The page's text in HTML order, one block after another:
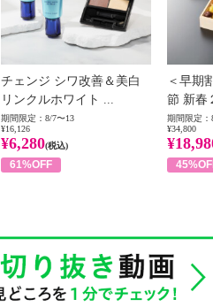
チェンジ シワ改善＆美白
リンクルホワイト ...
期間限定：8/7〜13
¥16,126
¥6,280(税込)
61%OFF
＜早期
節 新春
期間限定：
¥34,800